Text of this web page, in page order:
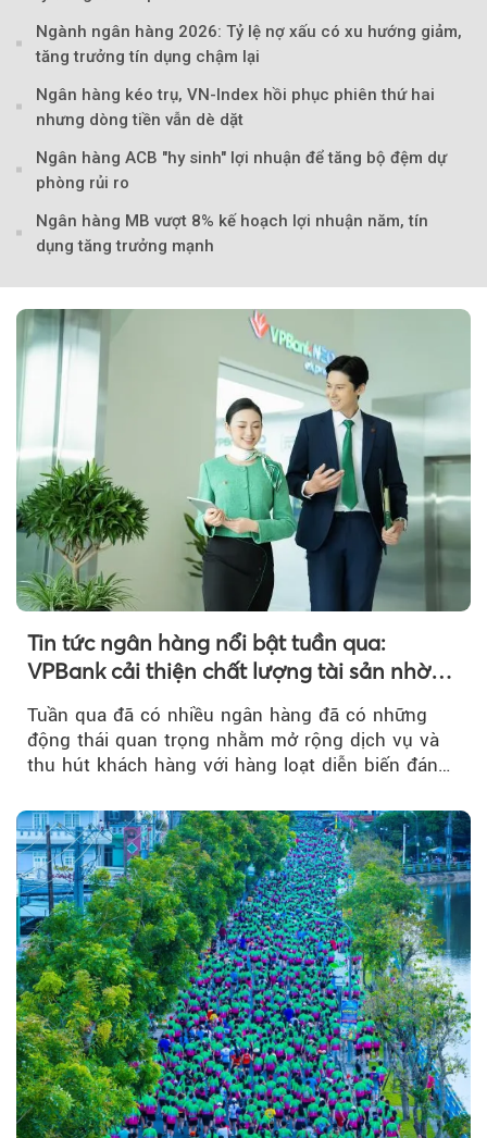
Theo Sở hữu trí
Ngành ngân hàng 2026: Tỷ lệ nợ xấu có xu hướng giảm,
tăng trưởng tín dụng chậm lại
Ngân hàng kéo trụ, VN-Index hồi phục phiên thứ hai
nhưng dòng tiền vẫn dè dặt
Ngân hàng ACB "hy sinh" lợi nhuận để tăng bộ đệm dự
phòng rủi ro
Ngân hàng MB vượt 8% kế hoạch lợi nhuận năm, tín
dụng tăng trưởng mạnh
Tin tức ngân hàng nổi bật tuần qua:
VPBank cải thiện chất lượng tài sản nhờ
quản trị rủi ro và công nghệ
Tuần qua đã có nhiều ngân hàng đã có những
động thái quan trọng nhằm mở rộng dịch vụ và
thu hút khách hàng với hàng loạt diễn biến đáng